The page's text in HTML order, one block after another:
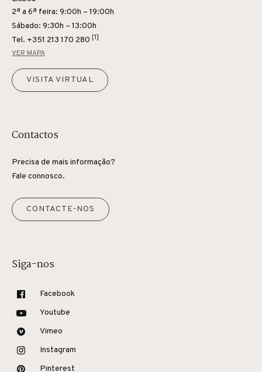
2ª a 6ª feira: 9:00h – 19:00h
Sábado: 9:30h – 13:00h
Tel. +351 213 170 280 [1]
VER MAPA
VISITA VIRTUAL
Contactos
Precisa de mais informação?
Fale connosco.
CONTACTE-NOS
Siga-nos
Facebook
Youtube
Vimeo
Instagram
Pinterest